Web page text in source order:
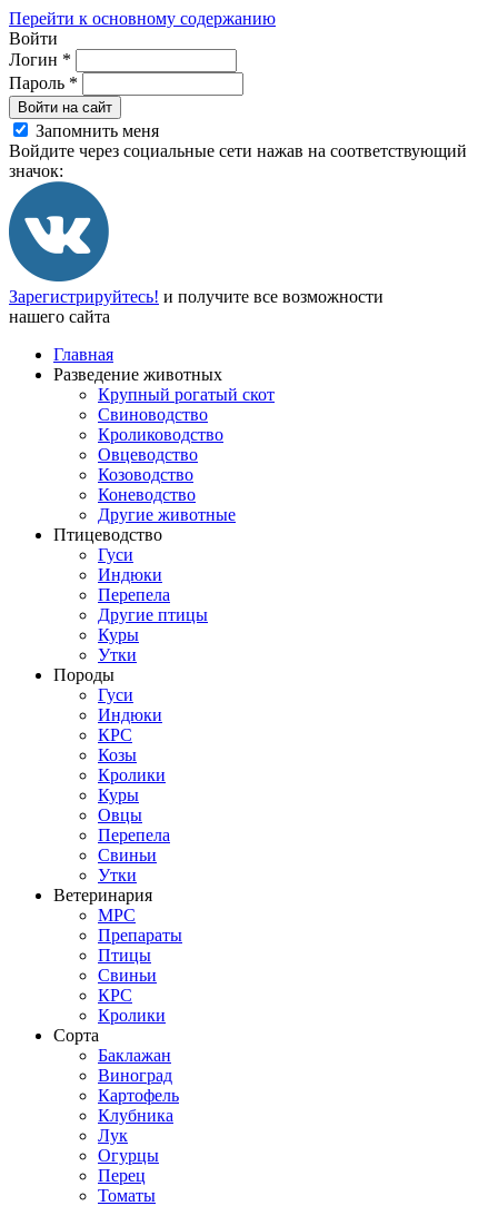
Перейти к основному содержанию
Войти
Логин *
Пароль *
Войти на сайт
Запомнить меня
Войдите через социальные сети нажав на соответствующий
значок:
Зарегистрируйтесь! и получите все возможности
нашего сайта
Главная
Разведение животных
Крупный рогатый скот
Свиноводство
Кролиководство
Овцеводство
Козоводство
Коневодство
Другие животные
Птицеводство
Гуси
Индюки
Перепела
Другие птицы
Куры
Утки
Породы
Гуси
Индюки
КРС
Козы
Кролики
Куры
Овцы
Перепела
Свиньи
Утки
Ветеринария
МРС
Препараты
Птицы
Свиньи
КРС
Кролики
Сорта
Баклажан
Виноград
Картофель
Клубника
Лук
Огурцы
Перец
Томаты